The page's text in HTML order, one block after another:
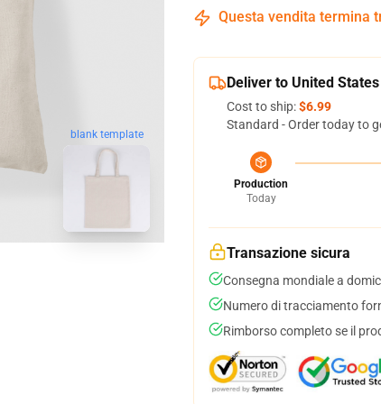
blank template
Questa vendita termina
Deliver to United States
Cost to ship:$6.99
Standard - Order today to
Production
Today
Transazione sicura
Consegna mondiale a
Numero di tracciamento
Rimborso completo se il